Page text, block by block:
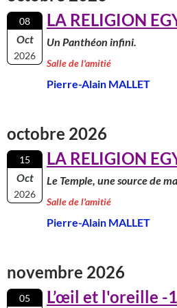
08
Oct
2026
LA RELIGION
Un Panthéon infini.
Salle de l'amitié
Pierre-Alain MALLET
octobre 2026
15
Oct
2026
LA RELIGION
Le Temple, une source de
Salle de l'amitié
Pierre-Alain MALLET
novembre 2026
05 L’œil et l'oreille -1